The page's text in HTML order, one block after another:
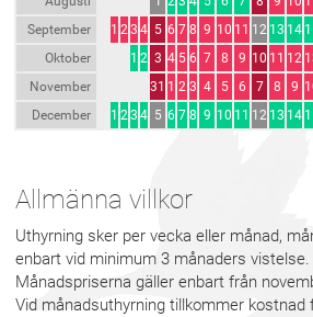
September
1 23 4 5 6 7 8 9 10 11 12 13 14
Oktober
1 2 3 4 5 6 7 8 9 10 11 12
November
31 1 2 3 4 5 6 7 8 9
December
1 23 4 5 6 7 8 9 10 11 12 13 14
Allmänna villkor
Uthyrning sker per vecka eller månad,
enbart vid minimum 3 månaders vistelse.
Månadspriserna gäller enbart från
Vid månadsuthyrning tillkommer kostnad